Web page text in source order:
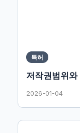
특허
저작권범위와
2026-01-04